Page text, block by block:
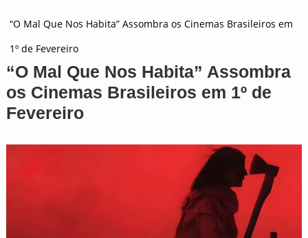
“O Mal Que Nos Habita” Assombra os Cinemas Brasileiros em
1º de Fevereiro
“O Mal Que Nos Habita” Assombra
os Cinemas Brasileiros em 1º de
Fevereiro